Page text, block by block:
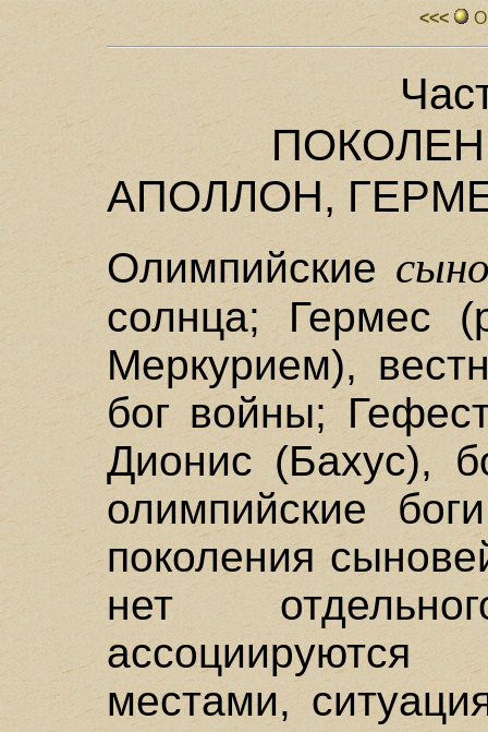
<<<
АПОЛЛОН,
Олимпийские
солнца; Гермес
Меркурием),
бог войны;
Дионис (Бахус),
олимпийские
поколения
нет
местами,